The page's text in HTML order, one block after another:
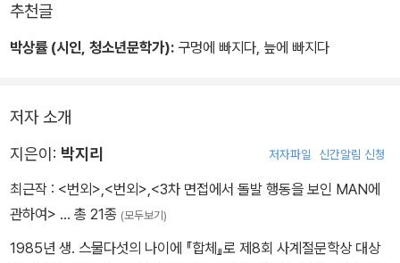
고등학생 다섯 명이 네팔인 불법 체류자를 살인해 기소되었다. 그중
한 명인 ‘나’는 1년 전 봉재 공장 화재 사건 당시 열여섯 명의 목숨을
은 16주 동안 재활센터에서 지낸 다음 결정될 것이다.
면담 등으로 이루어진 시간표대로 생활한다. 시설에서 재활 치료를
받는 현재 ‘나’의 생활에 대한 기록과 ‘나’의 어두운 과거, 즉 살인사건
이 일어나기까지의 시간이 ‘나’의 무의식의 기억에 따라 재구성된다.
추천글
박상률 (시인, 청소년문학가): 구멍에 빠지다, 늪에 빠지다
저자 소개
지은이: 박지리 저자파일 신간알림 신청
최근작 : <번외>,<번외>,<3차 면접에서 돌발 행동을 보인 MAN에
관하여> … 총 21종 (모두보기)
1985년 생. 스물다섯의 나이에 『합체』로 제8회 사계절문학상 대상